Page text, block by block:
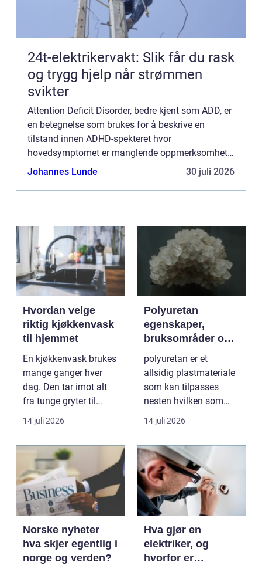
24t-elektrikervakt: Slik får du rask
og trygg hjelp når strømmen
svikter
Attention Deficit Disorder, bedre kjent som ADD, er
en betegnelse som brukes for å beskrive en
tilstand innen ADHD-spekteret hvor
hovedsymptomet er manglende oppmerksomhet
uten de mer kjente tegnene som hyperaktivitet og
Johannes Lunde 30 juli 2026
Hvordan velge
riktig kjøkkenvask
til hjemmet
En kjøkkenvask brukes
mange ganger hver
dag. Den tar imot alt
fra tunge gryter til
skarpe kniver og ...
14 juli 2026
Polyuretan
egenskaper,
bruksområder og
fordeler i
industrien
polyuretan er et
allsidig plastmateriale
som kan tilpasses
nesten hvilken som
helst oppgave. Fra
myk...
14 juli 2026
Norske nyheter
hva skjer egentlig i
norge og verden?
Hva gjør en
elektriker, og
hvorfor er